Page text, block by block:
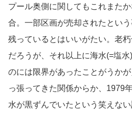
プール奥側に関してもこれまた
合。一部区画が売却されたとい
残っているとはいいがたい。老
だろうが、それ以上に海水(=塩
のには限界があったことがうか
っ張ってきた関係からか、1979
水が黒ずんでいたという笑えな